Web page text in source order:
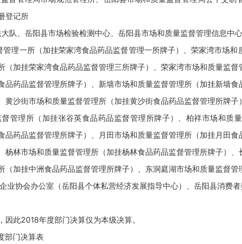
登记所
队、岳阳县市场检验检测中心、岳阳县市场和质量监督管理信息中
理一所（加挂荣家湾食品药品监督管理一所牌子）、荣家湾市场
加挂荣家湾食品药品监督管理三所牌子）、荣家湾市场和质量监
药品监督管理所牌子）、新墙市场和质量监督管理所（加挂新墙
沙街市场和质量监督管理所（加挂黄沙街食品药品监督管理所牌
管理所（加挂张谷英食品药品监督管理所牌子）、柏祥市场和质
药品监督管理所牌子）、月田市场和质量监督管理所（加挂月田
林市场和质量监督管理所（加挂杨林食品药品监督管理所牌子）
加挂中洲食品药品监督管理所牌子）、东洞庭湖市场和质量监督管
业协会办公室（岳阳县个体私营经济发展指导中心）、岳阳县消费
此2018年度部门决算仅为本级决算。
部门决算表